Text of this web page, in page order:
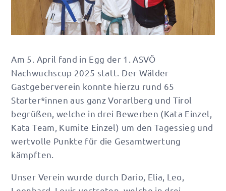
Am 5. April fand in Egg der 1. ASVÖ
Nachwuchscup 2025 statt. Der Wälder
Gastgeberverein konnte hierzu rund 65
Starter*innen aus ganz Vorarlberg und Tirol
begrüßen, welche in drei Bewerben (Kata Einzel,
Kata Team, Kumite Einzel) um den Tagessieg und
wertvolle Punkte für die Gesamtwertung
kämpften.
Unser Verein wurde durch Dario, Elia, Leo,